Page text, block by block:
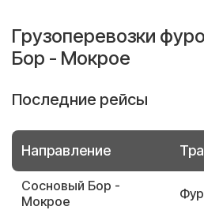
Грузоперевозки
Бор - Мокрое
Последние рейсы
Направление
Сосновый Бор -
Мокрое